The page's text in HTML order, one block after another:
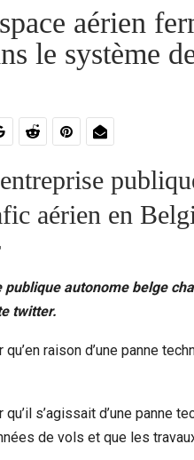
aérien
le système
aérien en
autonome belge
twitter.
raison d’une panne
s’agissait d’une panne
de vols et que les
Mineurs Migrants :